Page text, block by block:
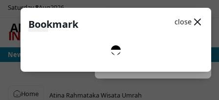
Saturday8Aug2026
Light
News
Ujian Sesungguhnya Albiceleste Dimulai, Messi Hadapi Mesin Pressing
Home Atina Rahmataka Wisata Umrah
Bookmark close